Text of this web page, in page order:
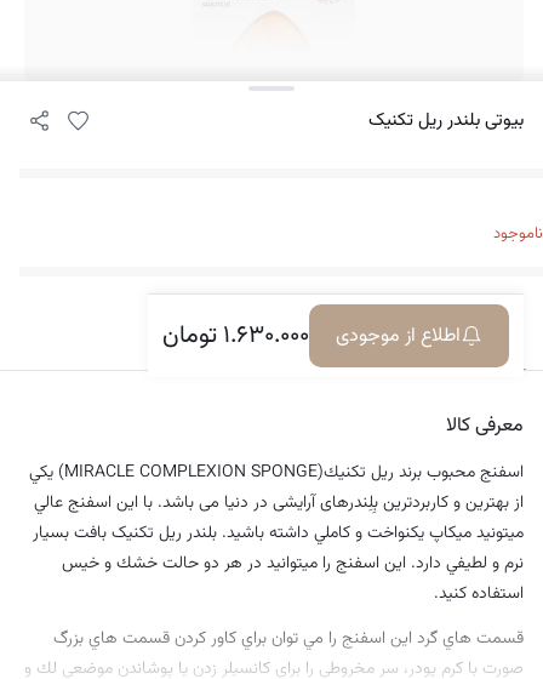
بیوتی بلندر ریل تکنیک
ناموجود
۱.۶۳۰.۰۰۰تومان اطلاع از موجودیمعرفی کالا دیدگاه‌ها
معرفی کالا
اسفنج محبوب برند ريل تكنيك(MIRACLE COMPLEXION SPONGE) يكي
از بهترين و كاربردترين بِلِندرهای آرایشی در دنیا می باشد. با اين اسفنج عالي
ميتونيد ميكاپ يكنواخت و كاملي داشته باشيد. بلندر ریل تکنیک بافت بسيار
نرم و لطيفي دارد. اين اسفنج را ميتوانيد در هر دو حالت خشك و خيس
استفاده كنيد.
قسمت هاي گرد اين اسفنج را مي توان براي كاور كردن قسمت هاي بزرگ
صورت با کرم پودر، سر مخروطي را براي كانسيلر زدن يا پوشاندن موضعي لك و